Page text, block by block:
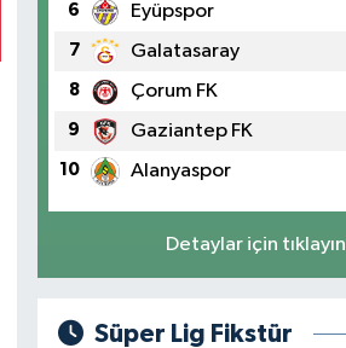
6 Eyüpspor
7 Galatasaray
8 Çorum FK
9 Gaziantep FK
10 Alanyaspor
Detaylar için tıklayın
Süper Lig Fikstür